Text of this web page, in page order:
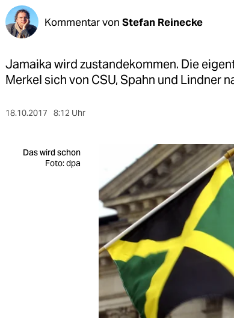
Kommentar von Stefan Reinecke
Jamaika wird zustandekommen. Die
Merkel sich von CSU, Spahn und Lindner
18.10.2017 8:12 Uhr
Das wird schon
Foto: dpa